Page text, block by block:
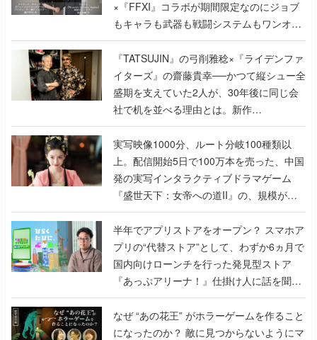
×『FFXI』コラボが期間限定なのにジョブ
もキャラも武器も戦闘システムもワンオフ
で作り込まれた理由を両ディレクターに聞
く
『TATSUJIN』の弓削雅稔×『ライデンファ
イターズ』の齋藤貴幸──かつて縦シュー全
盛期を支えていた2人が、30年後に同じ会
社で机を並べる理由とは。新作
『TATSUJIN EXTREME』で初タッグを組
んだレジェンド2人に訊く開発秘話
実写映像1000分、ルート分岐100種類以
上。配信開始5日で100万本を売った、中国
発の実写インタラクティブドラマゲーム
『盛世天下：女帝への道II』の、規模が違
うこだわりをプロデューサーに聞いた
半年でアプリストアをオープン？ スマホア
プリの“代替ストア”として、わずか6ヵ月で
国内向けローンチを行った発見型ストア
『あっぷアリーナ！』仕掛け人に話を聞い
てみた
なぜ “あの花王” がホラーゲームを作ること
になったのか？ 敵に見つからないようにマ